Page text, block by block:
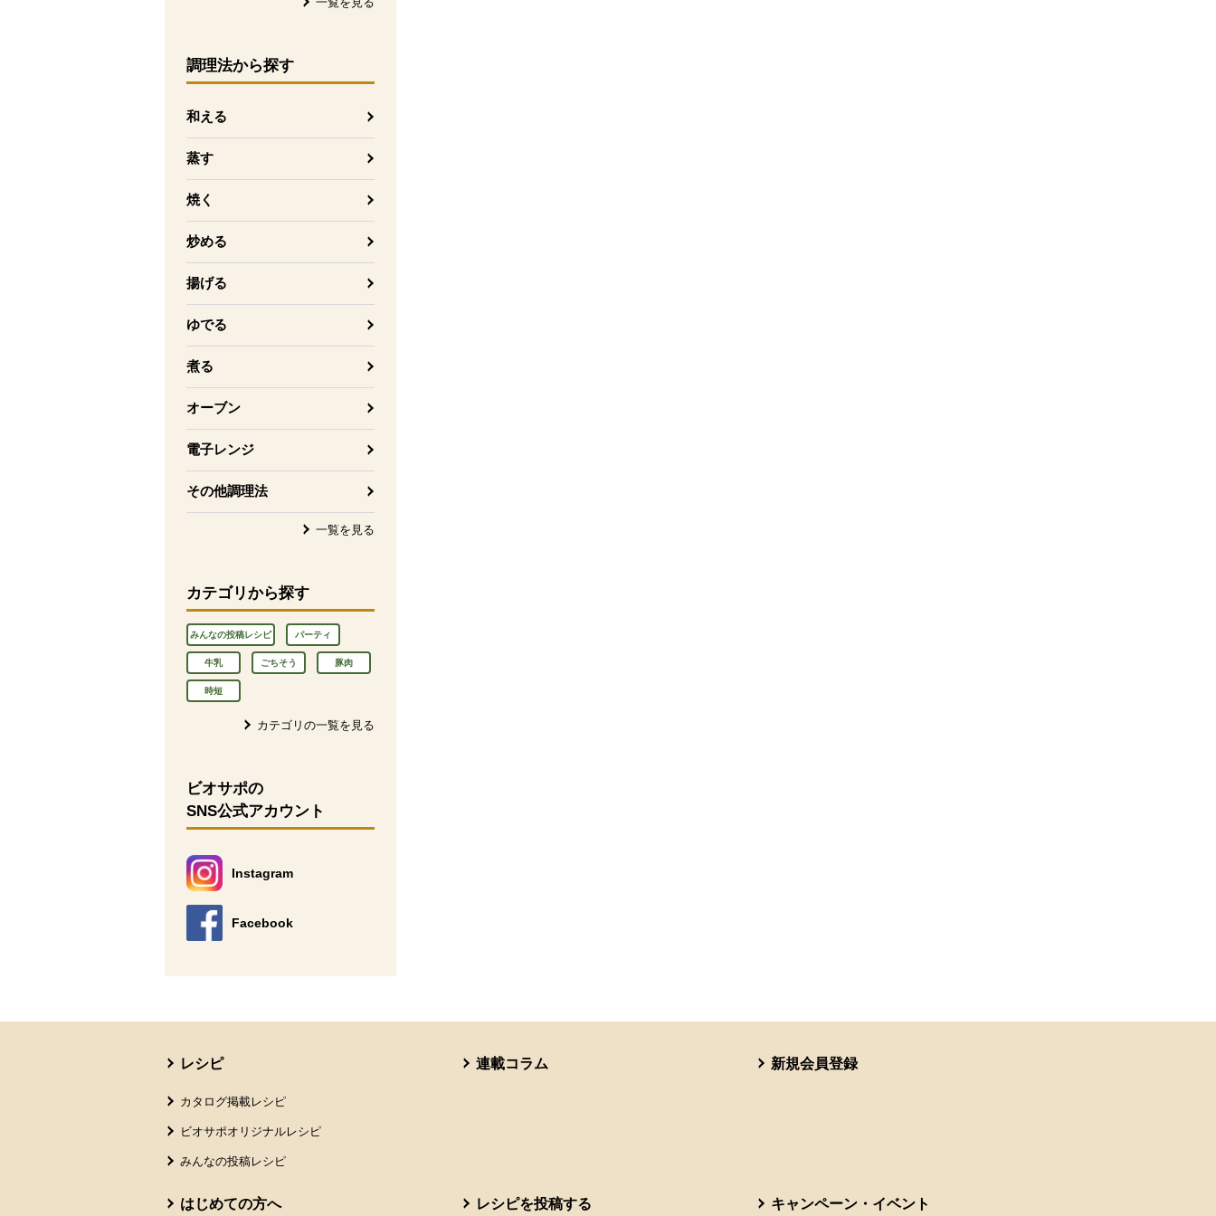
調理法から探す
和える
蒸す
焼く
炒める
揚げる
ゆでる
煮る
オーブン
電子レンジ
その他調理法
一覧を見る
カテゴリから探す
みんなの投稿レシピ パーティ
牛乳 ごちそう 豚肉
時短
カテゴリの一覧を見る
ビオサポの
SNS公式アカウント
Instagram
別のウィンドウで開きます。
Facebook
別のウィンドウで開きます。
レシピ
カタログ掲載レシピ
ビオサポオリジナルレシピ
みんなの投稿レシピ
連載コラム 新規会員登録
はじめての方へ レシピを投稿する キャンペーン・イベント